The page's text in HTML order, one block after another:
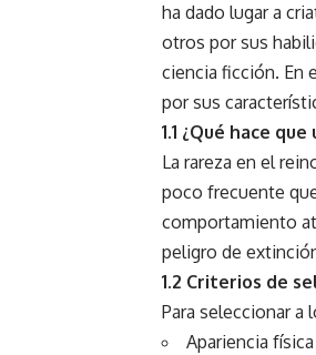
ha dado lugar a
otros por sus
ciencia ficción. En
por sus
1.1 ¿Qué hace
La rareza en el
poco frecuente
comportamiento
peligro de
1.2 Criterios de
Para seleccionar a
Apariencia